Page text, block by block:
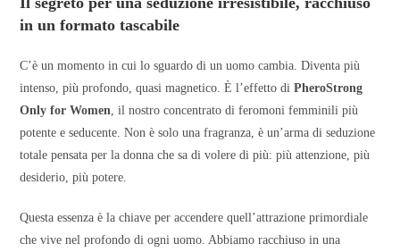
in un formato tascabile
C’è un momento in cui lo sguardo di un uomo cambia. Diventa più
intenso, più profondo, quasi magnetico. È l’effetto diPheroStrong
Only for Women, il nostro concentrato di feromoni femminili più
potente e seducente. Non è solo una fragranza, è un’arma di seduzione
totale pensata per la donna che sa di volere di più: più attenzione, più
desiderio, più potere.
Questa essenza è la chiave per accendere quell’attrazione primordiale
che vive nel profondo di ogni uomo. Abbiamo racchiuso in una